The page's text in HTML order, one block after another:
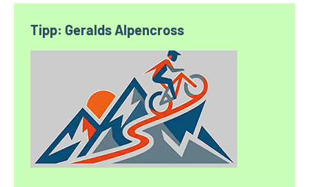
Tipp: Geralds Alpencross